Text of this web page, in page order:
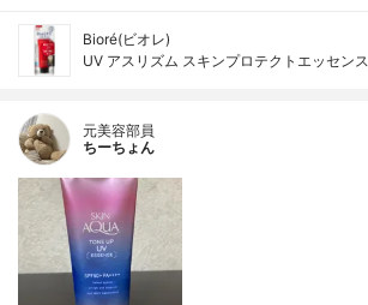
Bioré(ビオレ)
UV アスリズム スキンプロテクトエッセンス
元美容部員
ちーちょん